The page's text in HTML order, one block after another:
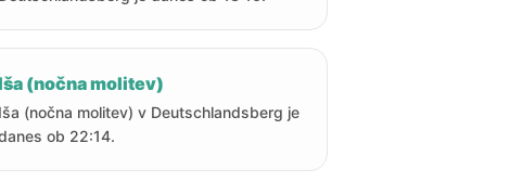
(nočna molitev)
Iša (nočna molitev) v Deutschlandsberg je
ob 22:14.